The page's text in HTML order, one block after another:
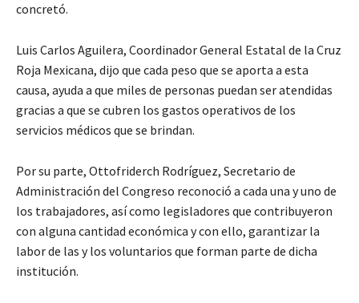
concretó.
Luis Carlos Aguilera, Coordinador General Estatal de la Cruz
Roja Mexicana, dijo que cada peso que se aporta a esta
causa, ayuda a que miles de personas puedan ser atendidas
gracias a que se cubren los gastos operativos de los
servicios médicos que se brindan.
Por su parte, Ottofriderch Rodríguez, Secretario de
Administración del Congreso reconoció a cada una y uno de
los trabajadores, así como legisladores que contribuyeron
con alguna cantidad económica y con ello, garantizar la
labor de las y los voluntarios que forman parte de dicha
institución.